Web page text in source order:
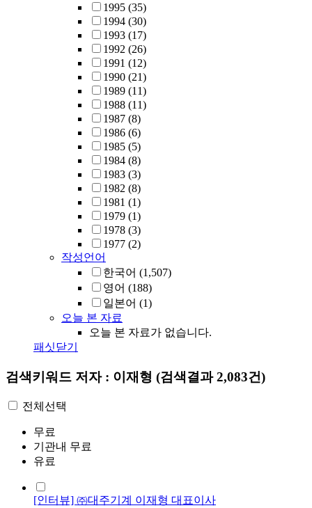
1995 (35)
1994 (30)
1993 (17)
1992 (26)
1991 (12)
1990 (21)
1989 (11)
1988 (11)
1987 (8)
1986 (6)
1985 (5)
1984 (8)
1983 (3)
1982 (8)
1981 (1)
1979 (1)
1978 (3)
1977 (2)
작성언어
한국어 (1,507)
영어 (188)
일본어 (1)
오늘 본 자료
오늘 본 자료가 없습니다.
패싯닫기
검색키워드 저자 : 이재형 (검색결과 2,083건)
전체선택
무료
기관내 무료
유료
[인터뷰] ㈜대주기계 이재형 대표이사